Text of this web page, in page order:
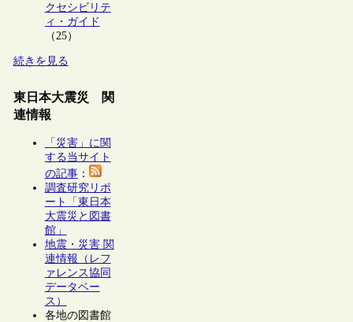
クセシビリテ
ィ・ガイド
（25）
続きを見る
東日本大震災 関
連情報
「災害」に関
する当サイト
の記事：
調査研究リポ
ート「東日本
大震災と図書
館」
地震・災害 関
連情報（レフ
ァレンス協同
データベー
ス）
各地の図書館